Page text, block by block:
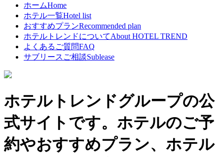
ホームHome
ホテル一覧Hotel list
おすすめプランRecommended plan
ホテルトレンドについてAbout HOTEL TREND
よくあるご質問FAQ
サブリースご相談Sublease
ホテルトレンドグループの公
式サイトです。ホテルのご予
約やおすすめプラン、ホテル